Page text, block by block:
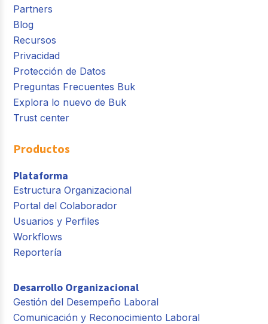
Partners
Blog
Recursos
Privacidad
Protección de Datos
Preguntas Frecuentes Buk
Explora lo nuevo de Buk
Trust center
Productos
Plataforma
Estructura Organizacional
Portal del Colaborador
Usuarios y Perfiles
Workflows
Reportería
Desarrollo Organizacional
Gestión del Desempeño Laboral
Comunicación y Reconocimiento Laboral